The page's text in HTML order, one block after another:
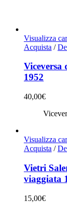
Visualizza
Acquista /
Viceversa
1952
40,00€
Visualizza
Acquista /
Vietri
viaggiata
15,00€